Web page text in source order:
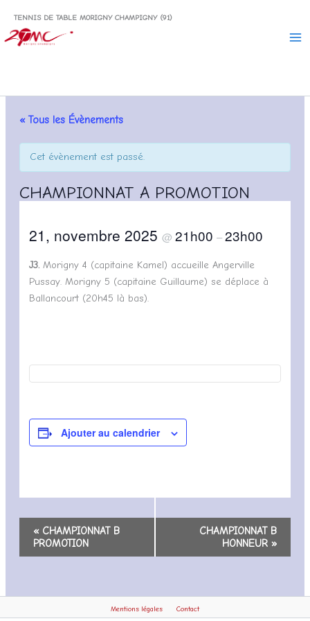
contenu
TENNIS DE TABLE MORIGNY CHAMPIGNY (91)
« Tous les Évènements
Cet évènement est passé.
CHAMPIONNAT A PROMOTION
21, novembre 2025@21h00–23h00
J3. Morigny 4 (capitaine Kamel) accueille Angerville
Pussay. Morigny 5 (capitaine Guillaume) se déplace à
Ballancourt (20h45 là bas).
Ajouter au calendrier
Navigation
Évènement
«CHAMPIONNAT B
PROMOTION
CHAMPIONNAT B
HONNEUR»
Mentions légales Contact